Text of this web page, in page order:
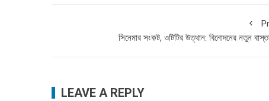
সিনেমার সংকট, ওটিটির উত্থান: বিনোদনের নতুন
LEAVE A REPLY